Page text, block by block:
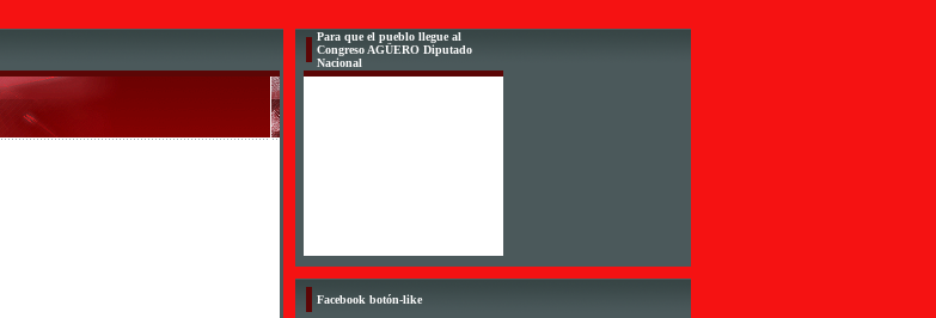
Para que el pueblo llegue al
Congreso AGÜERO Diputado
Nacional
Facebook botón-like